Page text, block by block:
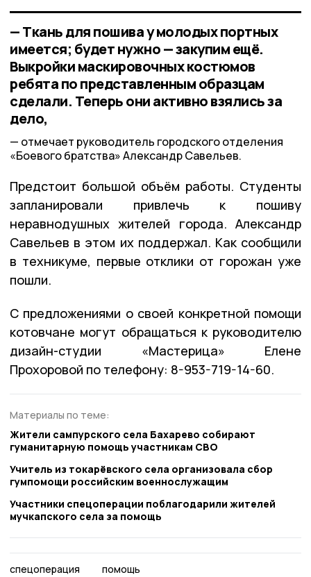
— Ткань для пошива у молодых портных
имеется; будет нужно — закупим ещё.
Выкройки маскировочных костюмов
ребята по представленным образцам
сделали. Теперь они активно взялись за
дело,
отмечает руководитель городского отделения
«Боевого братства» Александр Савельев.
Предстоит большой объём работы. Студенты
запланировали привлечь к пошиву
неравнодушных жителей города. Александр
Савельев в этом их поддержал. Как сообщили
в техникуме, первые отклики от горожан уже
пошли.
С предложениями о своей конкретной помощи
котовчане могут обращаться к руководителю
дизайн-студии «Мастерица» Елене
Прохоровой по телефону: 8-953-719-14-60.
Материалы по теме:
Жители сампурского села Бахарево собирают
гуманитарную помощь участникам СВО
Учитель из токарёвского села организовала сбор
гумпомощи российским военнослужащим
Участники спецоперации поблагодарили жителей
мучкапского села за помощь
спецоперация помощь